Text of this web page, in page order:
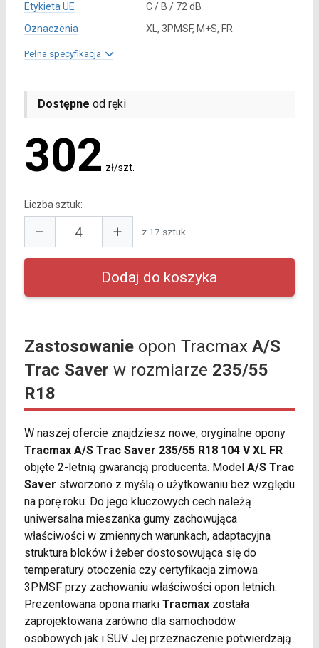
Etykieta UE
C / B / 72 dB
Oznaczenia
XL, 3PMSF, M+S, FR
Pełna specyfikacja
Dostępne od ręki
302 zł/szt.
Liczba sztuk:
− + z 17 sztuk
Zastosowanieopon Tracmax A/S
Trac Saver w rozmiarze 235/55
R18
W naszej ofercie znajdziesz nowe, oryginalne opony
Tracmax A/S Trac Saver 235/55 R18 104 V XL FR
objęte 2-letnią gwarancją producenta. Model A/S Trac
Saver stworzono z myślą o użytkowaniu bez względu
na porę roku. Do jego kluczowych cech należą
uniwersalna mieszanka gumy zachowująca
właściwości w zmiennych warunkach, adaptacyjna
struktura bloków i żeber dostosowująca się do
temperatury otoczenia czy certyfikacja zimowa
3PMSF przy zachowaniu właściwości opon letnich.
Prezentowana opona marki Tracmaxzostała
zaprojektowana zarówno dla samochodów
osobowych jak i SUV. Jej przeznaczenie potwierdzają